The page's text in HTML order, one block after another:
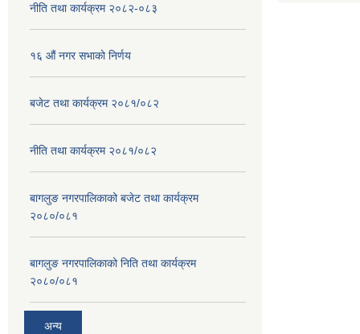
नीति तथा कार्यक्रम २०८२-०८३
१६ ‌औं नगर सभाकाे निर्णय
बजेट तथा कार्यक्रम २०८१/०८२
नीति तथा कार्यक्रम २०८१/०८२
बागलुङ नगरपालिकाको बजेट तथा कार्यक्रम
२०८०/०८१
बागलुङ नगरपालिकाको निति तथा कार्यक्रम
२०८०/०८१
अन्य